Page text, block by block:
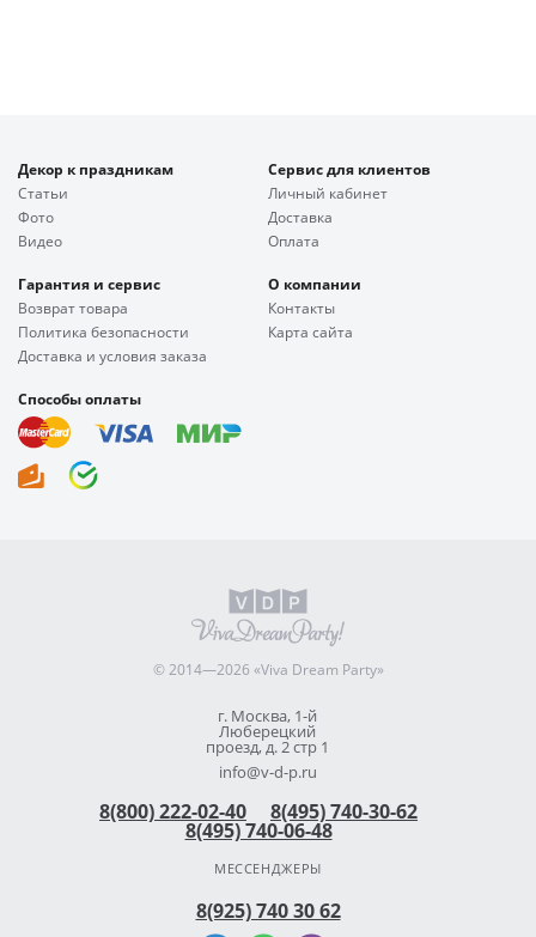
Декор к праздникам
Статьи
Фото
Видео
Сервис для клиентов
Личный кабинет
Доставка
Оплата
Гарантия и сервис
Возврат товара
Политика безопасности
Доставка и условия заказа
О компании
Контакты
Карта сайта
Способы оплаты
© 2014—2026 «Viva Dream Party»
г. Москва, 1-й
Люберецкий
проезд, д. 2 стр 1
info@v-d-p.ru
8(800) 222-02-40 8(495) 740-30-62
8(495) 740-06-48
МЕССЕНДЖЕРЫ
8(925) 740 30 62